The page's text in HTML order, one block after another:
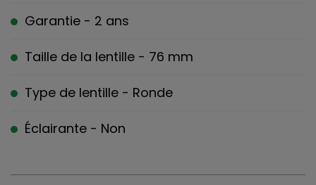
Garantie - 2 ans
Taille de la lentille - 76 mm
Type de lentille - Ronde
Éclairante - Non